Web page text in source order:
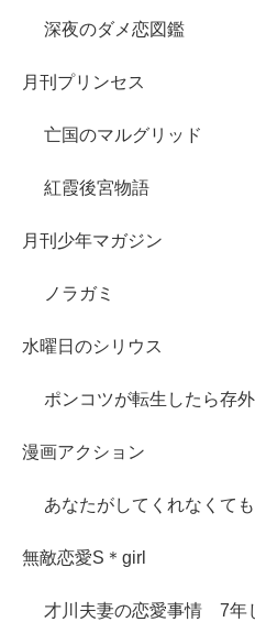
深夜のダメ恋図鑑
月刊プリンセス
亡国のマルグリッド
紅霞後宮物語
月刊少年マガジン
ノラガミ
水曜日のシリウス
ポンコツが転生したら存
漫画アクション
あなたがしてくれなくても
無敵恋愛S＊girl
才川夫妻の恋愛事情 7年